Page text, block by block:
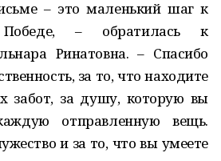
– это маленький шаг к
– обратилась к
Ринатовна. – Спасибо
за то, что находите
забот, за душу, которую вы
отправленную вещь.
и за то, что вы умеете